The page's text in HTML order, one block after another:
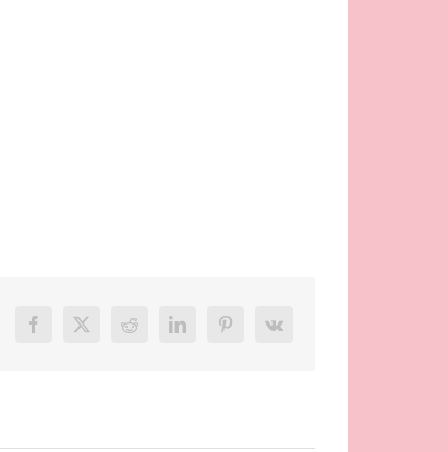
Facebook
X Reddit LinkedInPinterest
Vk